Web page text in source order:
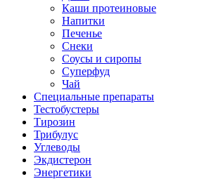
Каши протеиновые
Напитки
Печенье
Снеки
Соусы и сиропы
Суперфуд
Чай
Специальные препараты
Тестобустеры
Тирозин
Трибулус
Углеводы
Экдистерон
Энергетики